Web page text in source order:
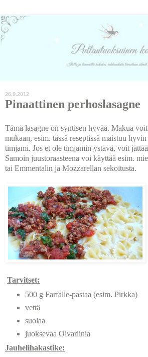
26.9.2012
Pinaattinen perhoslasagne
Tämä lasagne on syntisen hyvää. Makua
mukaan, esim. tässä reseptissä maistuu
timjami. Jos et ole timjamin ystävä, voit
Samoin juustoraasteena voi käyttää esim.
tai Emmentalin ja Mozzarellan sekoitusta.
Tarvitset:
500 g Farfalle-pastaa (esim. Pirkka)
vettä
suolaa
juoksevaa Oivariinia
Jauhelihakastike: